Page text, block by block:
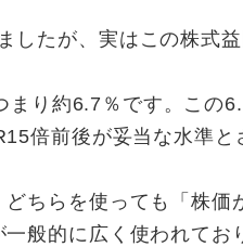
たが、実はこの株式
り約6.7％です。この
倍前後が妥当な水準
ちらを使っても「株価
般的に広く使われて